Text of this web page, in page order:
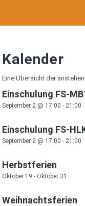
Kalender
Eine Übersicht der
Einschulung FS-
September 2 @ 17:00 - 21:00
Einschulung FS-
September 2 @ 17:00 - 21:00
Herbstferien
Oktober 19 - Oktober 31
Weihnachtsferien